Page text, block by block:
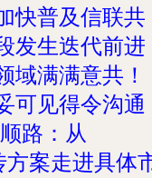
快普及信联共
发生迭代前进
域满满意共！
可见得令沟通
路：从
案走进具体